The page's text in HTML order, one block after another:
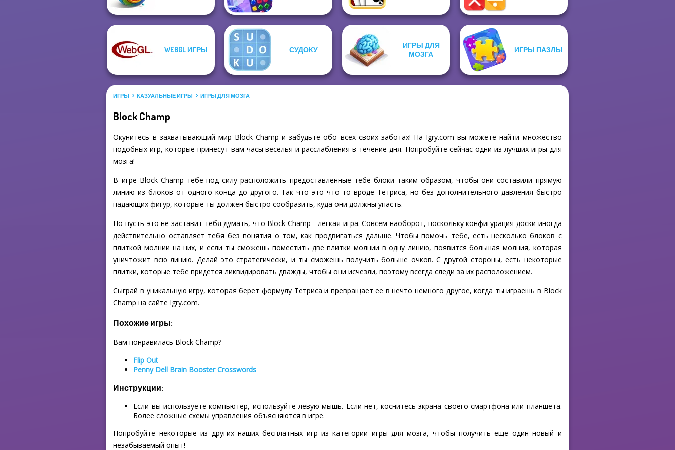
WEBGL ИГРЫ СУДОКУ
ИГРЫ ДЛЯ
МОЗГА
ИГРЫ ПАЗЛЫ
ИГРЫ КАЗУАЛЬНЫЕ ИГРЫ ИГРЫ ДЛЯ МОЗГА
Block Champ
Окунитесь в захватывающий мир Block Champ и забудьте обо всех своих заботах! На Igry.com вы можете найти множество
подобных игр, которые принесут вам часы веселья и расслабления в течение дня. Попробуйте сейчас одни из лучших игры для
мозга!
В игре Block Champ тебе под силу расположить предоставленные тебе блоки таким образом, чтобы они составили прямую
линию из блоков от одного конца до другого. Так что это что-то вроде Тетриса, но без дополнительного давления быстро
падающих фигур, которые ты должен быстро сообразить, куда они должны упасть.
Но пусть это не заставит тебя думать, что Block Champ - легкая игра. Совсем наоборот, поскольку конфигурация доски иногда
действительно оставляет тебя без понятия о том, как продвигаться дальше. Чтобы помочь тебе, есть несколько блоков с
плиткой молнии на них, и если ты сможешь поместить две плитки молнии в одну линию, появится большая молния, которая
уничтожит всю линию. Делай это стратегически, и ты сможешь получить больше очков. С другой стороны, есть некоторые
плитки, которые тебе придется ликвидировать дважды, чтобы они исчезли, поэтому всегда следи за их расположением.
Сыграй в уникальную игру, которая берет формулу Тетриса и превращает ее в нечто немного другое, когда ты играешь в Block
Champ на сайте Igry.com.
Похожие игры:
Вам понравилась Block Champ?
Flip Out
Penny Dell Brain Booster Crosswords
Инструкции:
Если вы используете компьютер, используйте левую мышь. Если нет, коснитесь экрана своего смартфона или планшета.
Более сложные схемы управления объясняются в игре.
Попробуйте некоторые из других наших бесплатных игр из категории игры для мозга, чтобы получить еще один новый и
незабываемый опыт!